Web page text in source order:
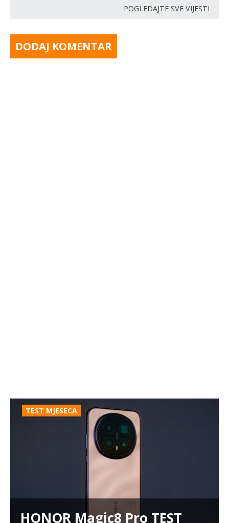
POGLEDAJTE SVE VIJESTI
DODAJ KOMENTAR
TEST MJESECA
HONOR Magic8 Pro TEST